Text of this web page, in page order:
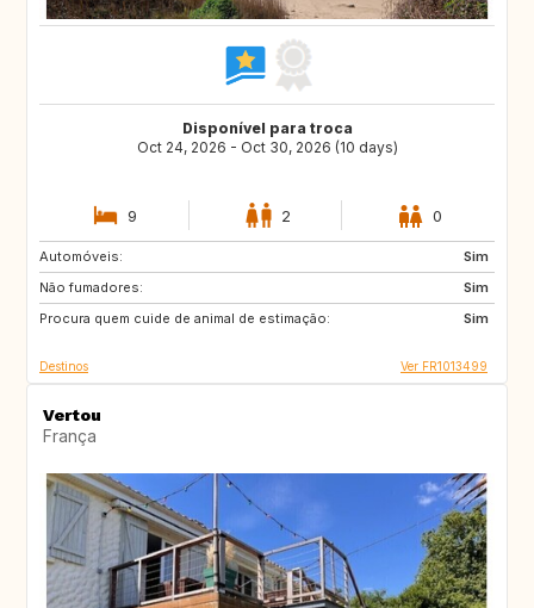
Disponível para troca
Oct 24, 2026 - Oct 30, 2026 (10 days)
9 2 0
Automóveis:
Sim
Não fumadores:
Sim
Procura quem cuide de animal de estimação:
Sim
PL
CH
ES
Destinos Ver FR1013499
Vertou
França